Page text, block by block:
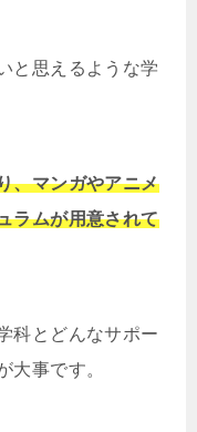
と思えるような学
、マンガやアニメ
ラムが用意されて
科とどんなサポー
大事です。